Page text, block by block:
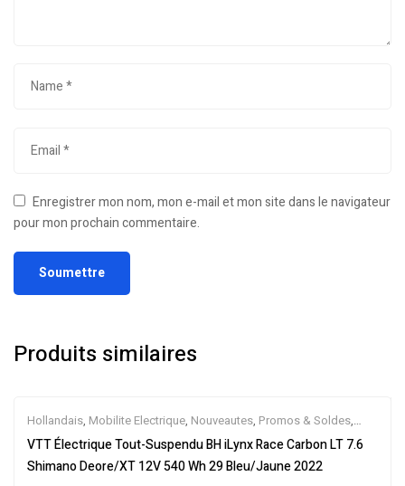
Enregistrer mon nom, mon e-mail et mon site dans le navigateur
pour mon prochain commentaire.
Produits similaires
Hollandais, Mobilite Electrique, Nouveautes, Promos & Soldes,
Tout-Suspendus,Vélo électrique ville,Velos Electriques,VTT
Électriques
VTT Électrique Tout-Suspendu BH iLynx Race Carbon LT 7.6
Shimano Deore/XT 12V 540 Wh 29 Bleu/Jaune 2022